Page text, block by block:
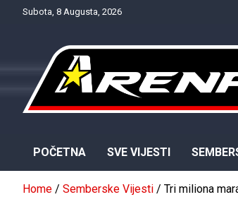
Subota, 8 Augusta, 2026
POČETNA SVE VIJESTI
Home Semberske Vijesti Tri miliona